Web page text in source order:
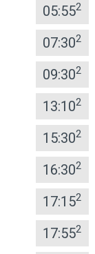
05:552
07:302
09:302
13:102
15:302
16:302
17:152
17:552